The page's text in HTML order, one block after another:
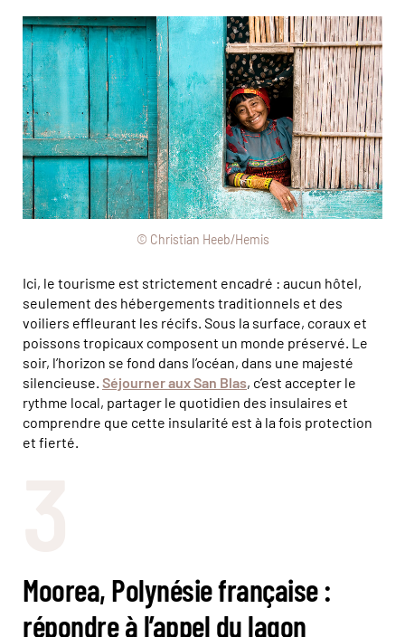
© Christian Heeb/Hemis
Ici, le tourisme est strictement encadré : aucun hôtel,
seulement des hébergements traditionnels et des
voiliers effleurant les récifs. Sous la surface, coraux et
poissons tropicaux composent un monde préservé. Le
soir, l’horizon se fond dans l’océan, dans une majesté
silencieuse. Séjourner aux San Blas, c’est accepter le
rythme local, partager le quotidien des insulaires et
comprendre que cette insularité est à la fois protection
et fierté.
Moorea, Polynésie française :
répondre à l’appel du lagon